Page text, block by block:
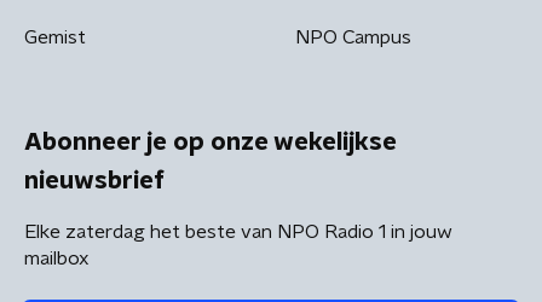
Gemist NPO Campus
Abonneer je op onze wekelijkse
nieuwsbrief
Elke zaterdag het beste van NPO Radio 1 in jouw
mailbox